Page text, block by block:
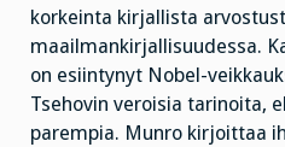
korkeinta kirjallista
maailmankirjallisuudessa.
on esiintynyt Nobel-
Tsehovin veroisia tarinoita,
parempia. Munro kirjoittaa